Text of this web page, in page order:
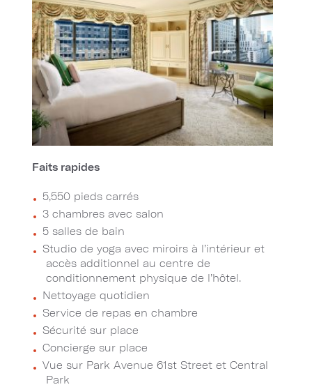
Faits rapides
5,550 pieds carrés
3 chambres avec salon
5 salles de bain
Studio de yoga avec miroirs à l’intérieur et
accès additionnel au centre de
conditionnement physique de l’hôtel.
Nettoyage quotidien
Service de repas en chambre
Sécurité sur place
Concierge sur place
Vue sur Park Avenue 61st Street et Central
Park